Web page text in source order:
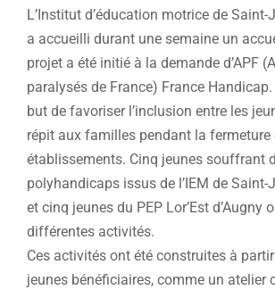
L’Institut d’éducation motrice de Saint-
a accueilli durant une semaine un
projet a été initié à la demande d’APF
paralysés de France) France
but de favoriser l’inclusion entre les
répit aux familles pendant la fermeture
établissements. Cinq jeunes souffrant
polyhandicaps issus de l’IEM de Saint-
et cinq jeunes du PEP Lor’Est d’Augny
différentes activités.
Ces activités ont été construites à
jeunes bénéficiaires, comme un atelier